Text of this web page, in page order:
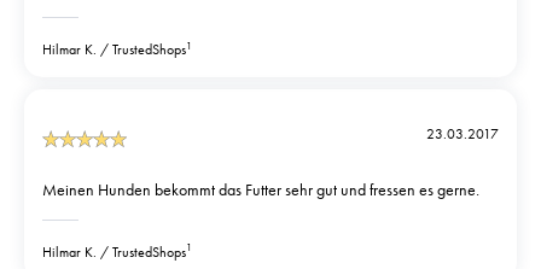
Hilmar K. TrustedShops1
23.03.2017
Meinen Hunden bekommt das Futter sehr gut und fressen es gerne.
Hilmar K. TrustedShops1